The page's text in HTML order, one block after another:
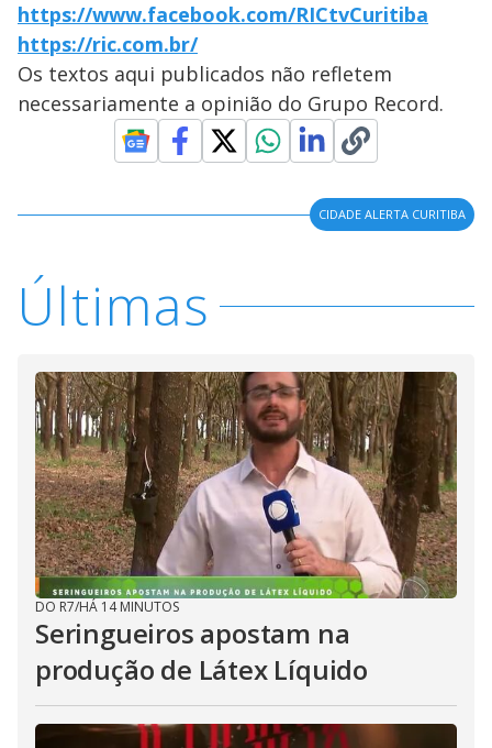
https://www.facebook.com/RICtvCuritiba
https://ric.com.br/
Os textos aqui publicados não refletem
necessariamente a opinião do Grupo Record.
CIDADE ALERTA CURITIBA
Últimas
DO R7/HÁ 14 MINUTOS
Seringueiros apostam na
produção de Látex Líquido